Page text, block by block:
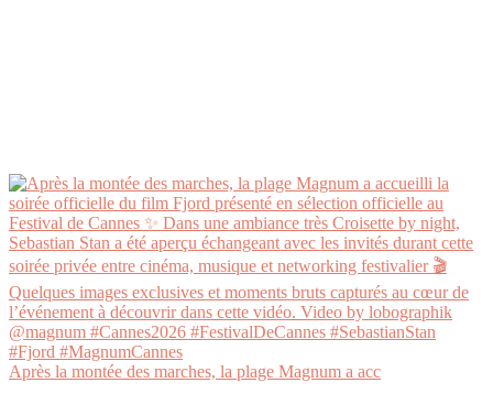
Après la montée des marches, la plage Magnum a acc